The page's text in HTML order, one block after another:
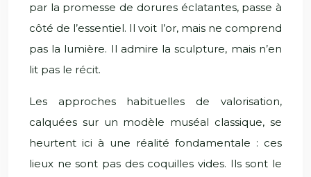
par la promesse de dorures éclatantes, passe à
côté de l’essentiel. Il voit l’or, mais ne comprend
pas la lumière. Il admire la sculpture, mais n’en
lit pas le récit.
Les approches habituelles de valorisation,
calquées sur un modèle muséal classique, se
heurtent ici à une réalité fondamentale : ces
lieux ne sont pas des coquilles vides. Ils sont le